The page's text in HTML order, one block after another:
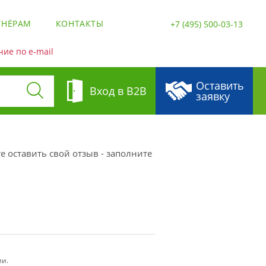
КОНТАКТЫ +7 (495) 500-03-13
по e-mail
Вход в B2B Оставить
заявку
свой отзыв - заполните